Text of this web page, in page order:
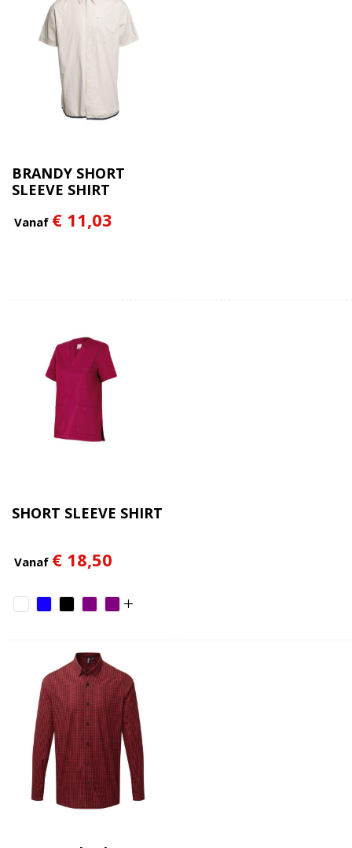
BRANDY SHORT
SLEEVE SHIRT
Vanaf € 11,03
SHORT SLEEVE SHIRT
Vanaf € 18,50